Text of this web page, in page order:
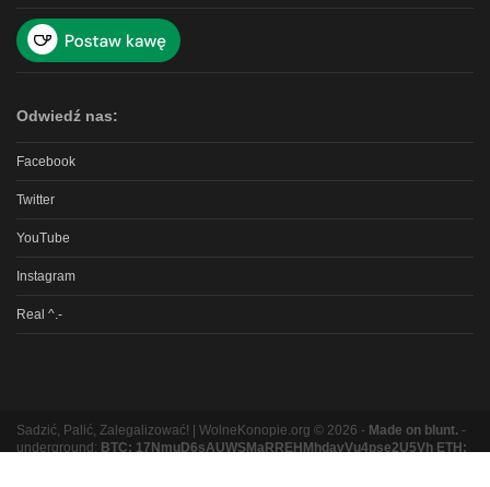
Odwiedź nas:
Facebook
Twitter
YouTube
Instagram
Real ^.-
Sadzić, Palić, Zalegalizować! | WolneKonopie.org © 2026 - Made on blunt. -
underground: BTC: 17NmuD6sAUWSMaRREHMhdavVu4pse2U5Vh ETH: